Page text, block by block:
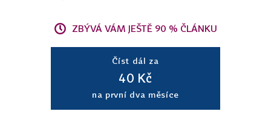
ZBÝVÁ VÁM JEŠTĚ 90 % ČLÁNKU
Číst dál za
40 Kč
na první dva měsíce